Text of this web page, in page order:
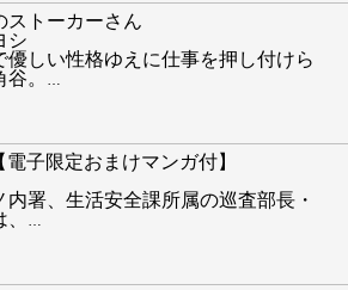
ストーカーさん
シ
優しい性格ゆえに仕事を押し付けら
。
…
子限定おまけマンガ付】
内署、生活安全課所属の巡査部長・